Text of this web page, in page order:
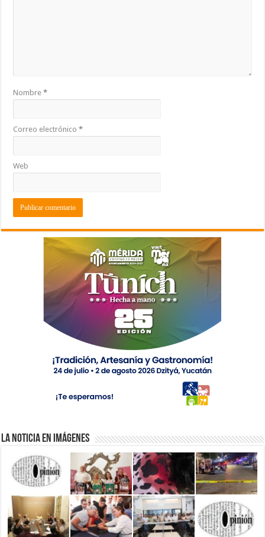
Nombre*
Correo electrónico*
Web
La Noticia en Imágenes